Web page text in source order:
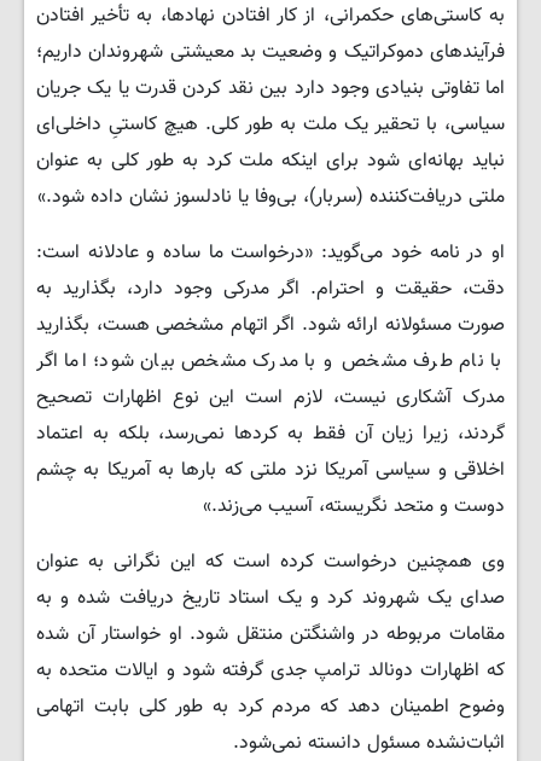
به کاستی‌های حکمرانی، از کار افتادن نهادها، به تأخیر افتادن
فرآیندهای دموکراتیک و وضعیت بد معیشتی شهروندان داریم؛
اما تفاوتی بنیادی وجود دارد بین نقد کردن قدرت یا یک جریان
سیاسی، با تحقیر یک ملت به طور کلی. هیچ کاستیِ داخلی‌ای
نباید بهانه‌ای شود برای اینکه ملت کرد به طور کلی به عنوان
ملتی دریافت‌کننده (سربار)، بی‌وفا یا نادلسوز نشان داده شود.»
​او در نامه خود می‌گوید: «درخواست ما ساده و عادلانه است:
دقت، حقیقت و احترام. اگر مدرکی وجود دارد، بگذارید به
صورت مسئولانه ارائه شود. اگر اتهام مشخصی هست، بگذارید
با نام طرف مشخص و با مدرک مشخص بیان شود؛ اما اگر
مدرک آشکاری نیست، لازم است این نوع اظهارات تصحیح
گردند، زیرا زیان آن فقط به کردها نمی‌رسد، بلکه به اعتماد
اخلاقی و سیاسی آمریکا نزد ملتی که بارها به آمریکا به چشم
دوست و متحد نگریسته، آسیب می‌زند.»
​وی همچنین درخواست کرده است که این نگرانی به عنوان
صدای یک شهروند کرد و یک استاد تاریخ دریافت شده و به
مقامات مربوطه در واشنگتن منتقل شود. او خواستار آن شده
که اظهارات دونالد ترامپ جدی گرفته شود و ایالات متحده به
وضوح اطمینان دهد که مردم کرد به طور کلی بابت اتهامی
اثبات‌نشده مسئول دانسته نمی‌شود.